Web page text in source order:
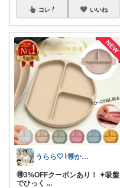
コレ いいね
うらら🤍⌇🉐かわいい暮らし
🉐3%OFFクーポンあり！ ✦吸盤
でひっく ...